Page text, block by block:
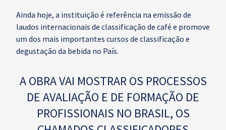
Ainda hoje, a instituição é referência na emissão de
laudos internacionais de classificação de café e promove
um dos mais importantes cursos de classificação e
degustação da bebida no País.
A OBRA VAI MOSTRAR OS PROCESSOS
DE AVALIAÇÃO E DE FORMAÇÃO DE
PROFISSIONAIS NO BRASIL, OS